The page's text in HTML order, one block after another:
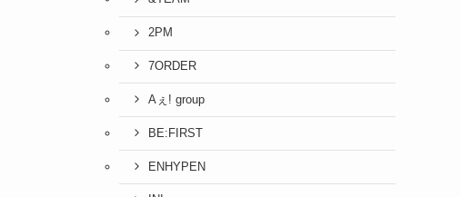
2PM
7ORDER
Aぇ! group
BE:FIRST
ENHYPEN